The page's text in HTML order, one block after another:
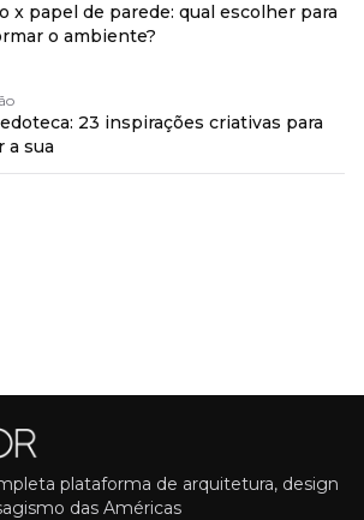
x papel de parede: qual escolher para
o ambiente?
23 inspirações criativas para
a sua
plataforma de arquitetura, design
das Américas